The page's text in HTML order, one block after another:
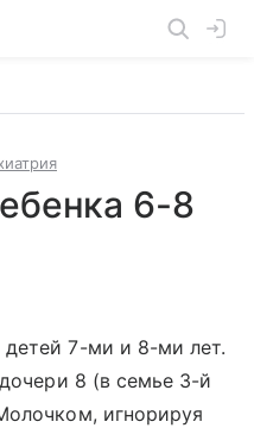
6-8
7-ми и 8-ми лет.
8 (в семье 3-й
игнорируя